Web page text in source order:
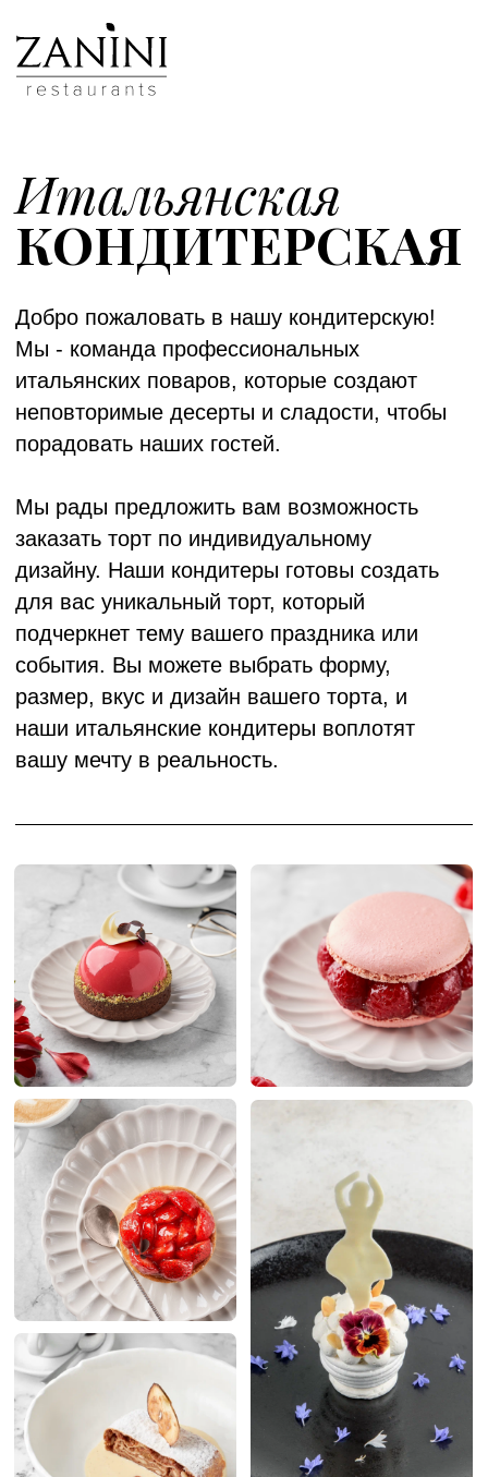
Добро пожаловать в нашу кондитерскую!
Мы - команда профессиональных
итальянских поваров, которые создают
порадовать наших гостей.
Мы рады предложить вам возможность
заказать торт по индивидуальному
дизайну. Наши кондитеры готовы создать
для вас уникальный торт, который
подчеркнет тему вашего праздника или
размер, вкус и дизайн вашего торта, и
наши итальянские кондитеры воплотят
вашу мечту в реальность.
КОНДИТЕРСКАЯ
Мы знаем о сладкой жизни всё, и готовы
делиться ею с вами!
В ресторане Romeo's есть отдельная
кофейня-кондитерская с авторскими
десертами. Каждый из них разработан на
основе семейных итальянских рецептов, но
в современном исполнении.
Торт
ПО ВАШЕМУ
ПРОЕКТУ